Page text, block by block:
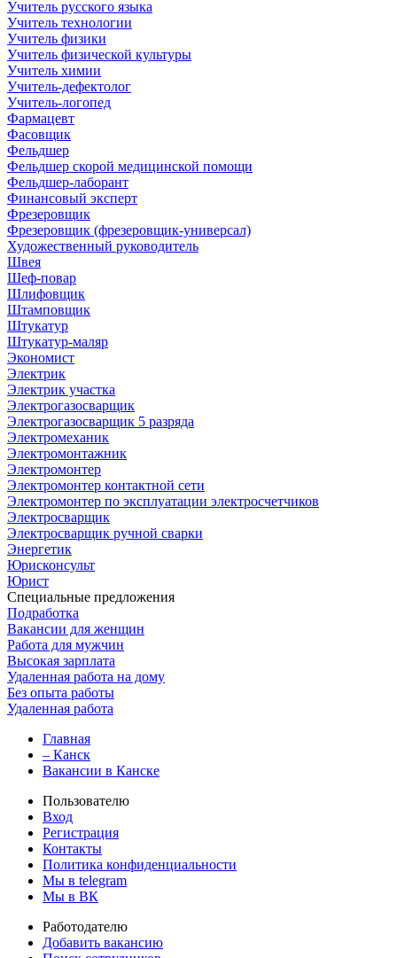
Учитель русского языка
Учитель технологии
Учитель физики
Учитель физической культуры
Учитель химии
Учитель-дефектолог
Учитель-логопед
Фармацевт
Фасовщик
Фельдшер
Фельдшер скорой медицинской помощи
Фельдшер-лаборант
Финансовый эксперт
Фрезеровщик
Фрезеровщик (фрезеровщик-универсал)
Художественный руководитель
Швея
Шеф-повар
Шлифовщик
Штамповщик
Штукатур
Штукатур-маляр
Экономист
Электрик
Электрик участка
Электрогазосварщик
Электрогазосварщик 5 разряда
Электромеханик
Электромонтажник
Электромонтер
Электромонтер контактной сети
Электромонтер по эксплуатации электросчетчиков
Электросварщик
Электросварщик ручной сварки
Энергетик
Юрисконсульт
Юрист
Специальные предложения
Подработка
Вакансии для женщин
Работа для мужчин
Высокая зарплата
Удаленная работа на дому
Без опыта работы
Удаленная работа
Главная
– Канск
Вакансии в Канске
Пользователю
Вход
Регистрация
Контакты
Политика конфиденциальности
Мы в telegram
Мы в ВК
Работодателю
Добавить вакансию